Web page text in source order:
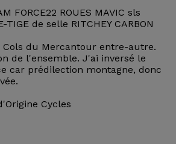
FORCE22 ROUES MAVIC sls
TIGE de selle RITCHEY CARBON
du Mercantour entre-autre.
de l'ensemble. J'ai inversé le
car prédilection montagne, donc
Cycles